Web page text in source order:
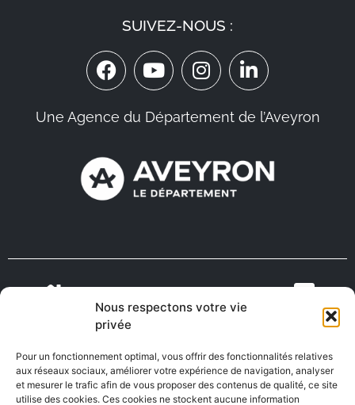
Nous respectons votre vie
privée
Pour un fonctionnement optimal, vous offrir des fonctionnalités relatives
aux réseaux sociaux, améliorer votre expérience de navigation, analyser
et mesurer le trafic afin de vous proposer des contenus de qualité, ce site
utilise des cookies. Ces cookies ne stockent aucune information
SUIVEZ-NOUS :
Une Agence du Département de l’Aveyron
TOURISME
ON RECRUTE EN
AVEYRON
FABRIQUÉ EN